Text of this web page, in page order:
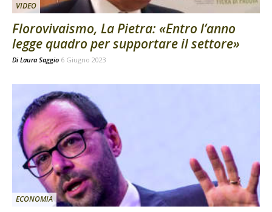
VIDEO
Florovivaismo, La Pietra: «Entro l’anno
legge quadro per supportare il settore»
Di Laura Saggio 6 Giugno 2023
ECONOMIA